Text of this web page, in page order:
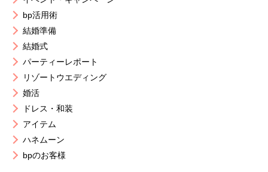
bp活用術
結婚準備
結婚式
パーティーレポート
リゾートウエディング
婚活
ドレス・和装
アイテム
ハネムーン
bpのお客様